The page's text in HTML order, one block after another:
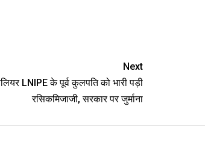
Next
LNIPE के पूर्व कुलपति को भारी पड़ी
रसिकमिजाजी, सरकार पर जुर्माना